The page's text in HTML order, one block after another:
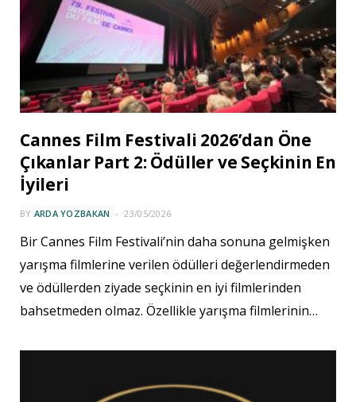
Cannes Film Festivali 2026’dan Öne
Çıkanlar Part 2: Ödüller ve Seçkinin En
İyileri
BY ARDA YOZBAKAN 23/05/2026
Bir Cannes Film Festivali’nin daha sonuna gelmişken
yarışma filmlerine verilen ödülleri değerlendirmeden
ve ödüllerden ziyade seçkinin en iyi filmlerinden
bahsetmeden olmaz. Özellikle yarışma filmlerinin…